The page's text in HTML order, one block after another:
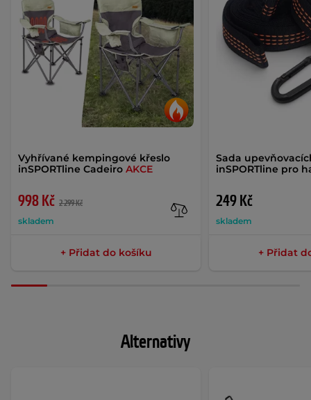
Vyhřívané kempingové křeslo
inSPORTline Cadeiro AKCE
998 Kč 2 299 Kč
skladem
+ Přidat do košíku
Sada
inSPORTline pro
249 Kč
skladem
+ Přidat
Alternativy